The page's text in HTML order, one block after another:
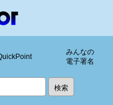
みんなの
電子署名